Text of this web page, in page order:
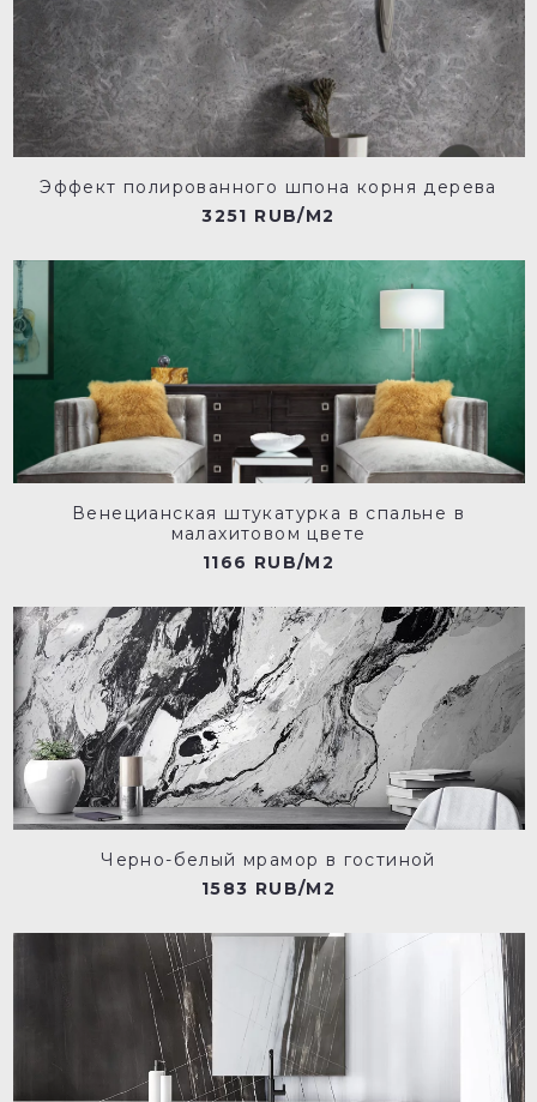
Эффект полированного шпона корня дерева
3251 RUB/M2
Венецианская штукатурка в спальне в
малахитовом цвете
1166 RUB/M2
Черно-белый мрамор в гостиной
1583 RUB/M2